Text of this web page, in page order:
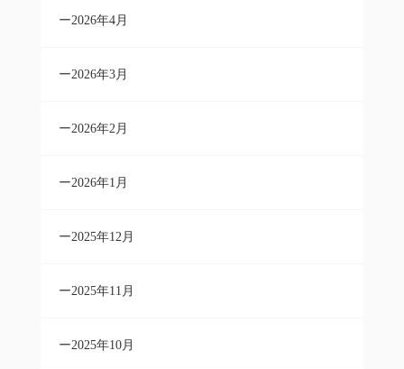
2026年4月
2026年3月
2026年2月
2026年1月
2025年12月
2025年11月
2025年10月